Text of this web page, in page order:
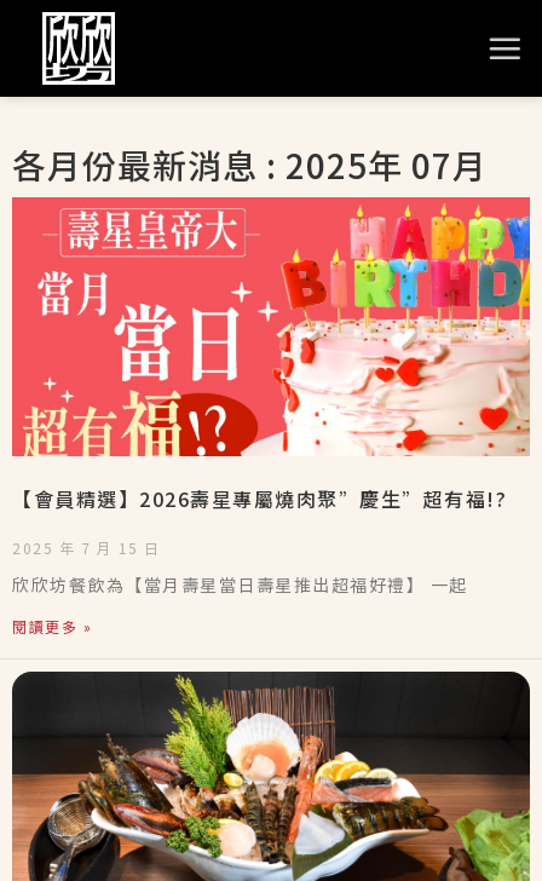
各月份最新消息 : 2025年 07月
【會員精選】2026壽星專屬燒肉聚”慶生”超有福!?
2025 年 7 月 15 日
欣欣坊餐飲為【當月壽星當日壽星推出超福好禮】 一起
閱讀更多 »